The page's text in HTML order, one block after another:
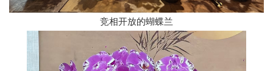
竞相开放的蝴蝶兰